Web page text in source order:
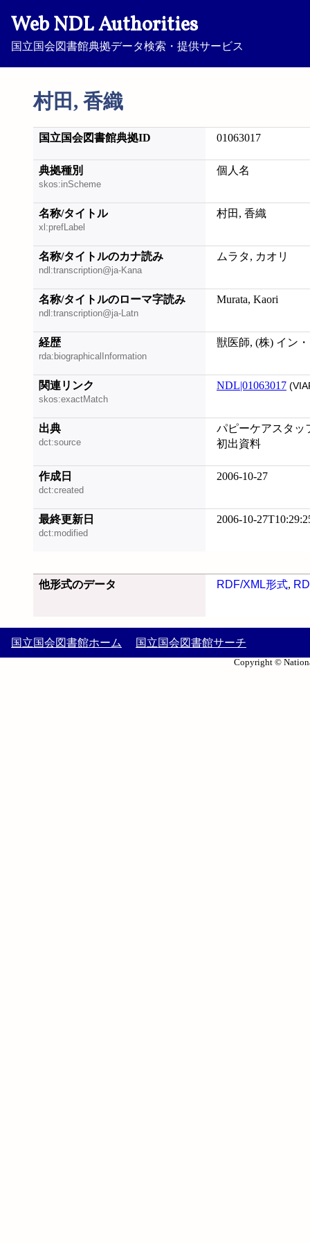
Web NDL Authorities
国立国会図書館典拠データ検索・提供サービス
村田, 香織
国立国会図書館典拠ID 01063017
典拠種別
skos:inScheme
個人名
名称/タイトル
xl:prefLabel
村田, 香織
名称/タイトルのカナ読み
ndl:transcription@ja-Kana
ムラタ, カオリ
名称/タイトルのローマ字読み
ndl:transcription@ja-Latn
Murata, Kaori
経歴
rda:biographicalInformation
獣医師, (株) イン
関連リンク
skos:exactMatch
NDL|01063017
出典
dct:source
パピーケアスタッ
初出資料
作成日
dct:created
2006-10-27
最終更新日
dct:modified
2006-10-
他形式のデータ RDF/XML形式,
国立国会図書館ホーム 国立国会図書館サーチ
Copyright ©